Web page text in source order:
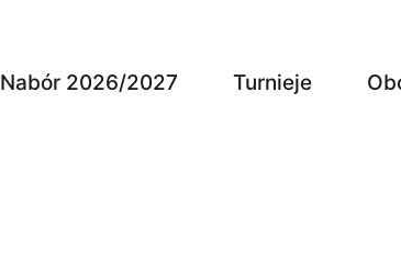
Nabór 2026/2027 Turnieje